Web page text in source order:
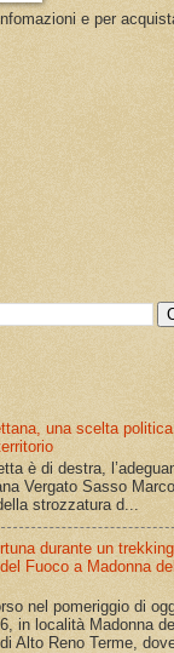
e per
una scelta
è di destra,
Vergato Sasso
strozzatura d...
durante un
Fuoco a Madonna
nel pomeriggio di
in località Madonna
Alto Reno Terme,